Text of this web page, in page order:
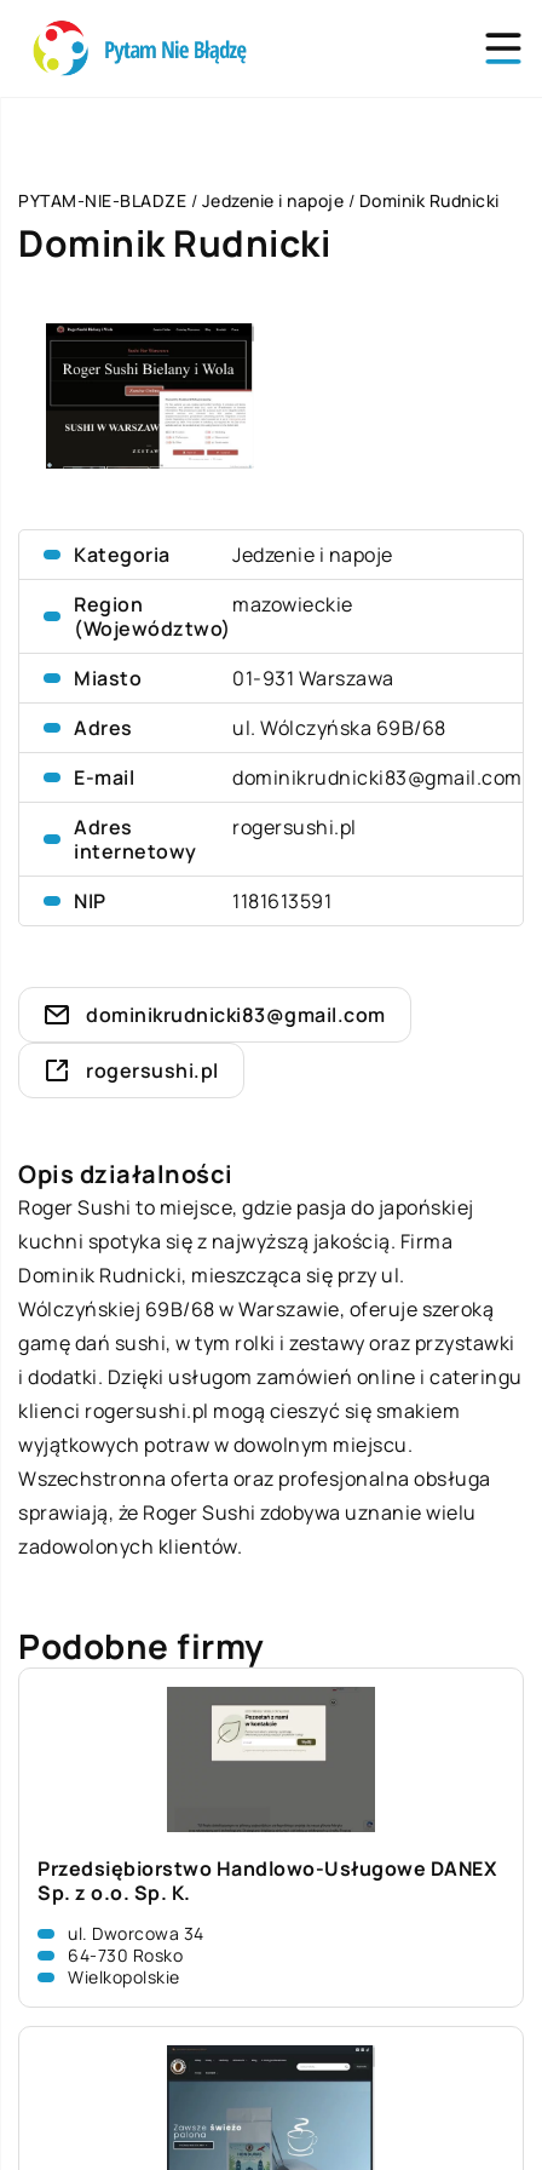
PYTAM-NIE-BLADZE / Jedzenie i napoje / Dominik Rudnicki
Dominik Rudnicki
Kategoria
Jedzenie i napoje
Region
(Województwo)
mazowieckie
Miasto
01-931 Warszawa
Adres
ul. Wólczyńska 69B/68
E-mail
dominikrudnicki83@gmail.com
Adres
internetowy
rogersushi.pl
NIP 1181613591
dominikrudnicki83@gmail.com
rogersushi.pl
Opis działalności
Roger Sushi to miejsce, gdzie pasja do japońskiej
kuchni spotyka się z najwyższą jakością. Firma
Dominik Rudnicki, mieszcząca się przy ul.
Wólczyńskiej 69B/68 w Warszawie, oferuje szeroką
gamę dań sushi, w tym rolki i zestawy oraz przystawki
i dodatki. Dzięki usługom zamówień online i cateringu
klienci rogersushi.pl mogą cieszyć się smakiem
wyjątkowych potraw w dowolnym miejscu.
Wszechstronna oferta oraz profesjonalna obsługa
sprawiają, że Roger Sushi zdobywa uznanie wielu
zadowolonych klientów.
Podobne firmy
Przedsiębiorstwo Handlowo-Usługowe DANEX
Sp. z o.o. Sp. K.
ul. Dworcowa 34
64-730 Rosko
Wielkopolskie